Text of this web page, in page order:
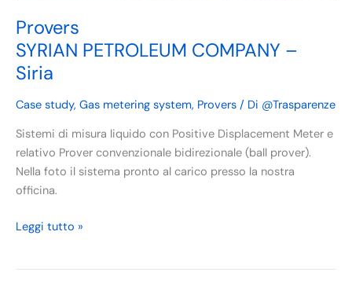
Provers
SYRIAN PETROLEUM COMPANY –
Siria
Case study, Gas metering system, Provers / Di @Trasparenze
Sistemi di misura liquido con Positive Displacement Meter e
relativo Prover convenzionale bidirezionale (ball prover).
Nella foto il sistema pronto al carico presso la nostra
officina.
Leggi tutto »